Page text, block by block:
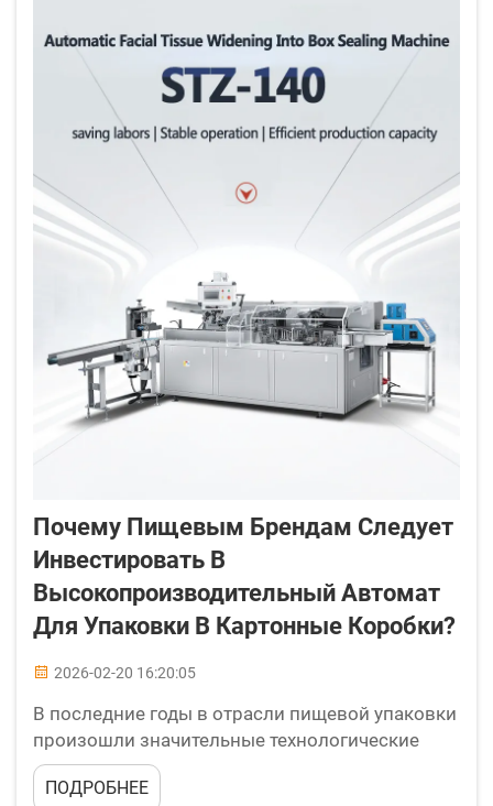
Почему Пищевым Брендам Следует
Инвестировать В
Высокопроизводительный Автомат
Для Упаковки В Картонные Коробки?
2026-02-20 16:20:05
В последние годы в отрасли пищевой упаковки
произошли значительные технологические
достижения, а автоматизация стала ключевым
фактором обеспечения конкурентных
ПОДРОБНЕЕ